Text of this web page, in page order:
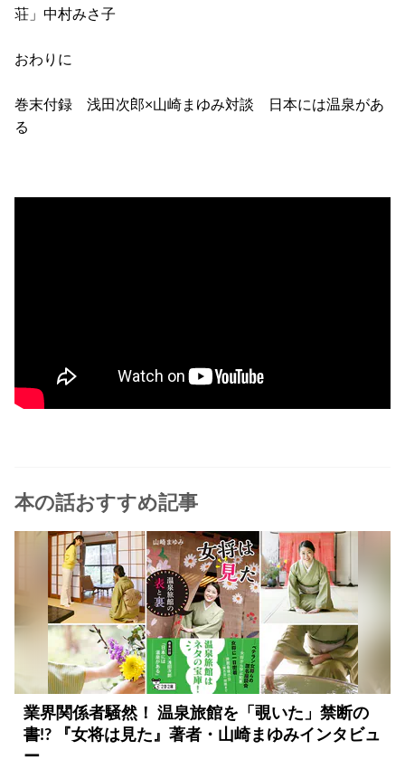
荘」中村みさ子
おわりに
巻末付録 浅田次郎×山崎まゆみ対談 日本には温泉があ
る
本の話おすすめ記事
業界関係者騒然！ 温泉旅館を「覗いた」禁断の
書!? 『女将は見た』著者・山崎まゆみインタビュ
ー